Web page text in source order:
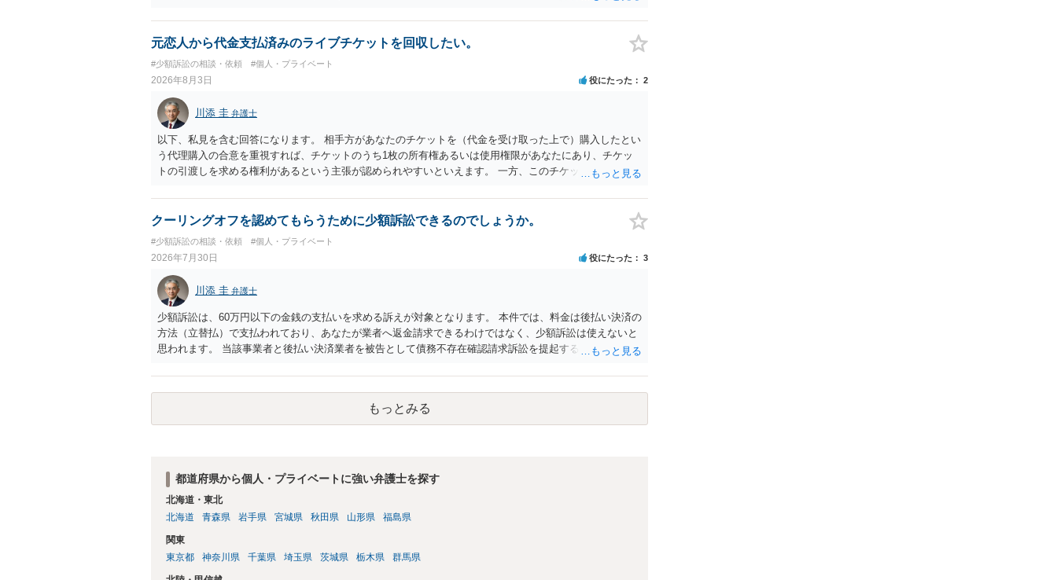
合も）、裁判所が当該代理人弁護士に事前連絡し、引き続き訴訟も受任するかを聞いたうえで、受任の意
志が明らかになったところで、直接被告に送達するのではなく、代理人に訴状の受領を促すこともありま
０万円の請求で代理人弁護士に委任するかも疑わしいのですが）も住所は明らかにしないでしょう。 何か
本人を示す事実（振込先などの情報）から、相手の住所等の情報を割り出していくしかないように思えま
す。 以上、ご参考まで。
元恋人から代金支払済みのライブチケットを回収したい。
#少額訴訟の相談・依頼 #個人・プライベート
2026年8月3日 役にたった 2
川添 圭 弁護士
以下、私見を含む回答になります。 相手方があなたのチケットを（代金を受け取った上で）購入したとい
う代理購入の合意を重視すれば、チケットのうち1枚の所有権あるいは使用権限があなたにあり、チケッ
トの引渡しを求める権利があるという主張が認められやすいといえます。 一方、このチケット購入には
ば、交際を終了させたことにより「一緒に行く」という結果の実現に重大な障害が発生しており、当然に
チケットを引き渡すべきといえるかは微妙であり、むしろ返金すべきとするのが当事者の合理的意思に合
場合、交際を解消した2人が当日隣り合わせになることは避けたいという心理が働くことも無理からぬと
ころです。一方、チケットがエリア指定のアリーナ席であれば隣り合わせにならずに済むかもしれません
し、そのチケットが入手困難であったり特別席であったりすれば、判断は変わってくるかもしれません。
当該チケットがチケット転売防止法に規定する特定興行入場券に該当し、券面上使用者が指定されている
場合には、チケット引渡し以外に選択肢がない場合もあるでしょう。 このように、本件の紛争は、法的に
は「当事者の合理的意思」がどこにあるのかを追求した解決が必要になると思われます。なかなか難しい
問題なので、弁護士によっても回答は異なるかもしれません。
クーリングオフを認めてもらうために少額訴訟できるのでしょうか。
#少額訴訟の相談・依頼 #個人・プライベート
2026年7月30日 役にたった 3
川添 圭 弁護士
少額訴訟は、60万円以下の金銭の支払いを求める訴えが対象となります。 本件では、料金は後払い決済の
方法（立替払）で支払われており、あなたが業者へ返金請求できるわけではなく、少額訴訟は使えないと
思われます。 当該事業者と後払い決済業者を被告として債務不存在確認請求訴訟を提起することも考えら
書を送り、もし訴訟や支払督促を行ってきた場合には全面的に争う、というやり方がベターではないかと
思います。弁護士会の相談センター等で、消費者問題に強い弁護士（消費者保護委員会に所属しているな
もっとみる
都道府県から個人・プライベートに強い弁護士を探す
北海道・東北
北海道
青森県 岩手県 宮城県 秋田県 山形県 福島県
関東
東京都
神奈川県 千葉県 埼玉県 茨城県 栃木県 群馬県